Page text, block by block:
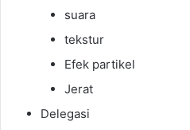
suara
tekstur
Efek partikel
Jerat
Delegasi